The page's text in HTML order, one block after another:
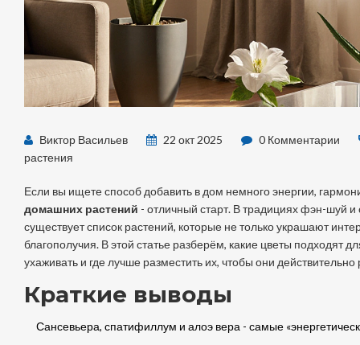
Виктор Васильев 22 окт 2025
0 Комментарии
растения
Если вы ищете способ добавить в дом немного энергии,
домашних растений - отличный старт. В традициях фэн-шуй
существует список растений, которые не только украшают
благополучия. В этой статье разберём, какие цветы подходят
ухаживать и где лучше разместить их, чтобы они
Краткие выводы
Сансевьера, спатифиллум и алоэ вера - самые